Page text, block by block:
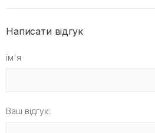
Написати відгук
ім'я
Ваш відгук: